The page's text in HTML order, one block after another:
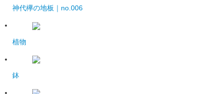
神代欅の地板｜no.006
植物
鉢